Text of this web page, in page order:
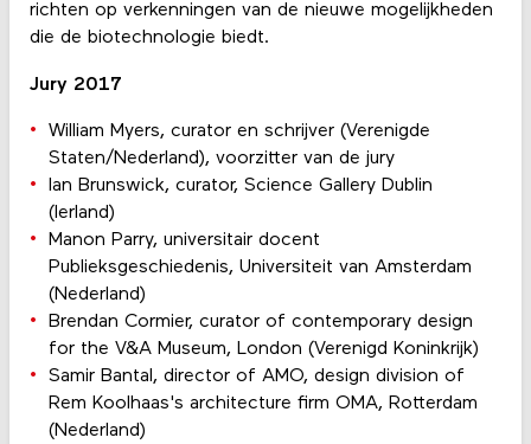
richten op verkenningen van de nieuwe mogelijkheden
die de biotechnologie biedt.
Jury 2017
William Myers, curator en schrijver (Verenigde
Staten/Nederland), voorzitter van de jury
Ian Brunswick, curator, Science Gallery Dublin
(Ierland)
Manon Parry, universitair docent
Publieksgeschiedenis, Universiteit van Amsterdam
(Nederland)
Brendan Cormier, curator of contemporary design
for the V&A Museum, London (Verenigd Koninkrijk)
Samir Bantal, director of AMO, design division of
Rem Koolhaas's architecture firm OMA, Rotterdam
(Nederland)